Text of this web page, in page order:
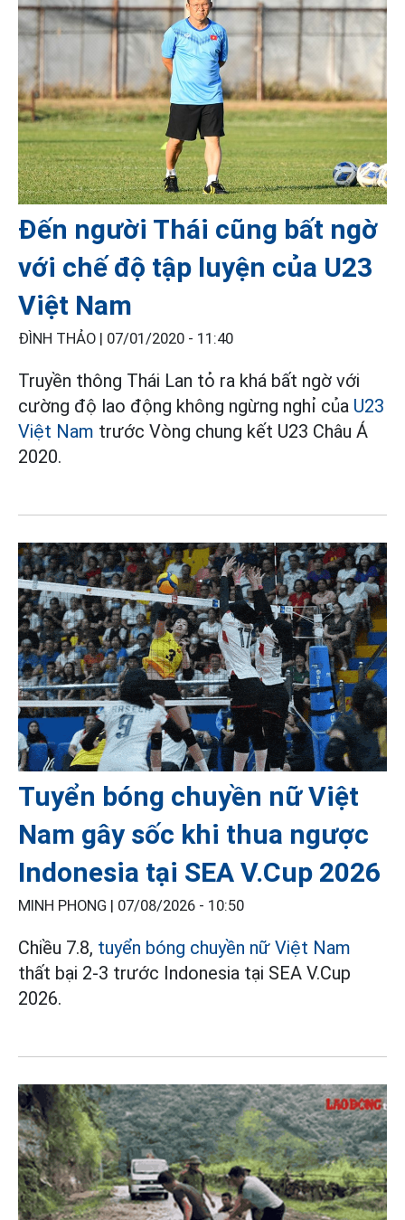
Đến người Thái cũng bất ngờ
với chế độ tập luyện của U23
Việt Nam
ĐÌNH THẢO | 07/01/2020 - 11:40
Truyền thông Thái Lan tỏ ra khá bất ngờ với
cường độ lao động không ngừng nghỉ của U23
Việt Nam trước Vòng chung kết U23 Châu Á
2020.
Tuyển bóng chuyền nữ Việt
Nam gây sốc khi thua ngược
Indonesia tại SEA V.Cup 2026
MINH PHONG | 07/08/2026 - 10:50
Chiều 7.8, tuyển bóng chuyền nữ Việt Nam
thất bại 2-3 trước Indonesia tại SEA V.Cup
2026.